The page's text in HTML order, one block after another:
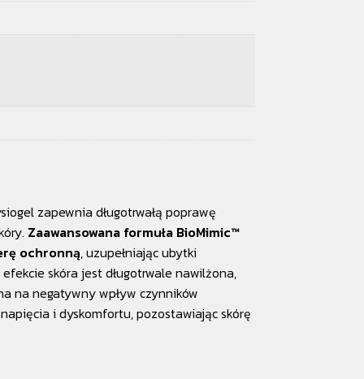
zapewnia długotrwałą poprawę
Zaawansowana formuła BioMimic™
ochronną, uzupełniając ubytki
skóra jest długotrwale nawilżona,
na negatywny wpływ czynników
i dyskomfortu, pozostawiając skórę